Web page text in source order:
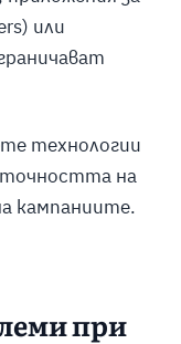
или
технологии
точността на
кампаниите.
при